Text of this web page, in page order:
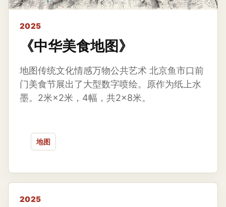
2025
《中华美食地图》
地图传统文化情感万物公共艺术 北京鱼市口前
门美食节展出了大型数字喷绘。原作为纸上水
墨。2米×2米，4幅，共2×8米。
地图
2025